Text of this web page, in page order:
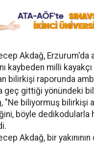
Akdağ, Erzurum'da
kaybeden milli
bilirkişi raporunda
geç gittiği yönündeki
"Ne biliyormuş bilirkişi
böyle dedikodularla
Akdağ, bir